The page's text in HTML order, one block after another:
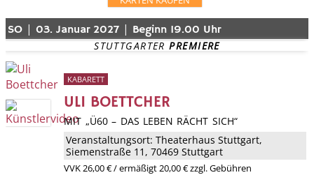
SO | 03. Januar 2027 | Beginn 19.00 Uhr
STUTTGARTER PREMIERE
KABARETT
ULI BOETTCHER
MIT „Ü60 – DAS LEBEN RÄCHT SICH“
Veranstaltungsort:Theaterhaus Stuttgart,
Siemenstraße 11, 70469 Stuttgart
VVK26,00 €/ ermäßigt 20,00 € zzgl. Gebühren